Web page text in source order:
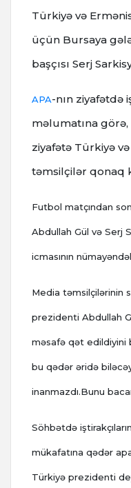
Türkiyə və
üçün Bursaya
başçısı Serj
APA-nın ziyafətdə
məlumatına görə,
ziyafətə Türkiyə
təmsilçilər qonaq
Futbol matçından
Abdullah Gül və Serj
icmasının
Media təmsilçilərinin
prezidenti Abdullah
məsafə qət edildiyini
bu qədər əridə
inanmazdı.Bunu
Söhbətdə
mükafatına qədər
Türkiyə prezidenti